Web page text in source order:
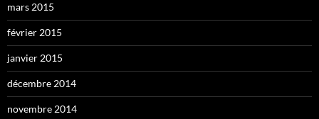
mars 2015
février 2015
janvier 2015
décembre 2014
novembre 2014